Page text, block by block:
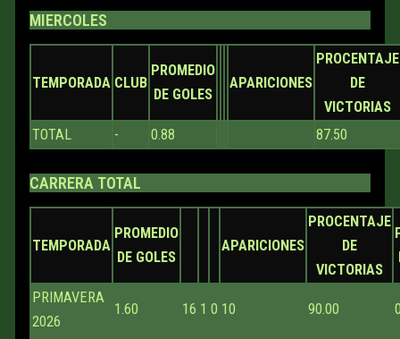
MIERCOLES
TEMPORADA CLUB
PROMEDIO
DE GOLES
APARICIONES
PROCENTAJE
DE
VICTORIAS
TOTAL
- 0.88 87.50
CARRERA TOTAL
TEMPORADA
PROMEDIO
DE GOLES
APARICIONES
PROCENTAJE
DE
VICTORIAS
PRIMAVERA
2026
1.60 16 1 0 10 90.00